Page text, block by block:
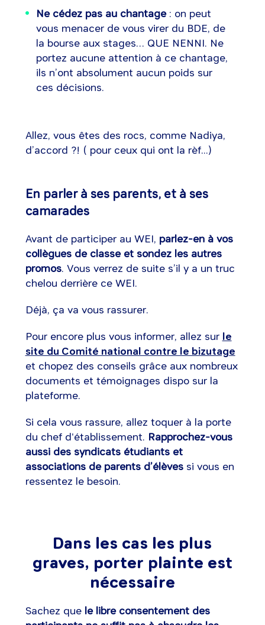
Ne cédez pas au chantage: on peut
vous menacer de vous virer du BDE, de
la bourse aux stages… QUE NENNI. Ne
portez aucune attention à ce chantage,
ils n’ont absolument aucun poids sur
ces décisions.
Allez, vous êtes des rocs, comme Nadiya,
d’accord ?! ( pour ceux qui ont la rèf...)
En parler à ses parents, et à ses
camarades
Avant de participer au WEI, parlez-en à vos
collègues de classe et sondez les autres
promos. Vous verrez de suite s’il y a un truc
chelou derrière ce WEI.
Déjà, ça va vous rassurer.
Pour encore plus vous informer, allez sur le
site du Comité national contre le bizutage
et chopez des conseils grâce aux nombreux
documents et témoignages dispo sur la
plateforme.
Si cela vous rassure, allez toquer à la porte
du chef d'établissement. Rapprochez-vous
aussi des syndicats étudiants et
associations de parents d’élèvessi vous en
ressentez le besoin.
Dans les cas les plus
graves, porter plainte est
nécessaire
Sachez que le libre consentement des